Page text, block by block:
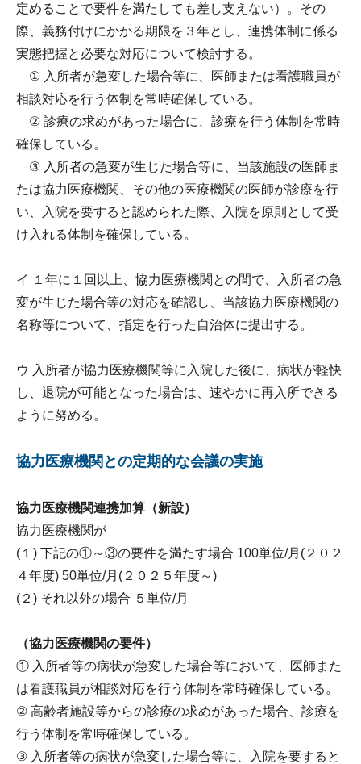
定めることで要件を満たしても差し支えない）。その
際、義務付けにかかる期限を３年とし、連携体制に係る
実態把握と必要な対応について検討する。
① 入所者が急変した場合等に、医師または看護職員が
相談対応を行う体制を常時確保している。
② 診療の求めがあった場合に、診療を行う体制を常時
確保している。
③ 入所者の急変が生じた場合等に、当該施設の医師ま
たは協力医療機関、その他の医療機関の医師が診療を行
い、入院を要すると認められた際、入院を原則として受
け入れる体制を確保している。
イ １年に１回以上、協力医療機関との間で、入所者の急
変が生じた場合等の対応を確認し、当該協力医療機関の
名称等について、指定を行った自治体に提出する。
ウ 入所者が協力医療機関等に入院した後に、病状が軽快
し、退院が可能となった場合は、速やかに再入所できる
ように努める。
協力医療機関との定期的な会議の実施
協力医療機関連携加算（新設）
協力医療機関が
(１) 下記の①～③の要件を満たす場合 100単位/月(２０２
４年度) 50単位/月(２０２５年度～)
(２) それ以外の場合 ５単位/月
（協力医療機関の要件）
① 入所者等の病状が急変した場合等において、医師また
は看護職員が相談対応を行う体制を常時確保している。
② 高齢者施設等からの診療の求めがあった場合、診療を
行う体制を常時確保している。
③ 入所者等の病状が急変した場合等に、入院を要すると